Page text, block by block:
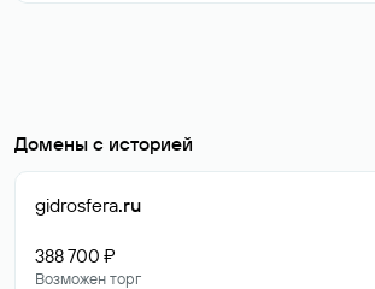
Домены с историей
gidrosfera.ru
388 700 ₽
Возможен торг